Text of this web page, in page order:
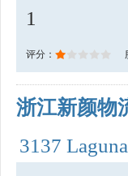
1
评分：
浙江新颜物
3137